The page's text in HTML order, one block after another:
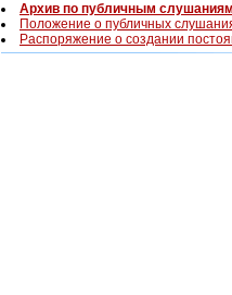
Архив по публичным
Положение о публичных
Распоряжение о создании